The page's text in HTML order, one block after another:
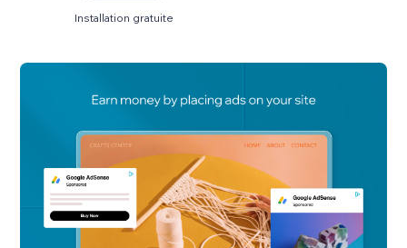
Installation gratuite